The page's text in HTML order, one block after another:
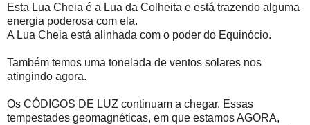
Esta Lua Cheia é a Lua da Colheita e está trazendo alguma
energia poderosa com ela.
A Lua Cheia está alinhada com o poder do Equinócio.
Também temos uma tonelada de ventos solares nos
atingindo agora.
Os CÓDIGOS DE LUZ continuam a chegar. Essas
tempestades geomagnéticas, em que estamos AGORA,